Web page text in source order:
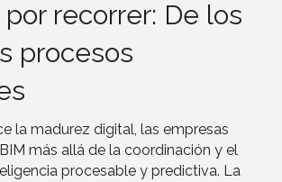
recorrer: De los
procesos
la madurez digital, las empresas
más allá de la coordinación y el
procesable y predictiva. La